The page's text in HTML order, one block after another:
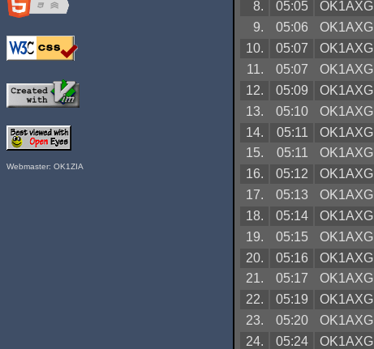
Webmaster: OK1ZIA
8.
05:05 OK1AXG
9.
05:06 OK1AXG
10.
05:07 OK1AXG
11.
05:07 OK1AXG
12.
05:09 OK1AXG
13.
05:10 OK1AXG
14.
05:11 OK1AXG
15.
05:11 OK1AXG
16.
05:12 OK1AXG
17.
05:13 OK1AXG
18.
05:14 OK1AXG
19.
05:15 OK1AXG
20.
05:16 OK1AXG
21.
05:17 OK1AXG
22.
05:19 OK1AXG
23.
05:20 OK1AXG
24.
05:24 OK1AXG